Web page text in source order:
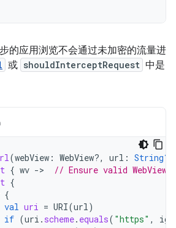
的应用浏览不会通过未加密的流量进
或 shouldInterceptRequest 中是
(webView : WebView?, url : String?
{ wv ->
// Ensure valid WebView
{
{
val uri = URI(url)
if (uri . scheme. equals( "https" ,